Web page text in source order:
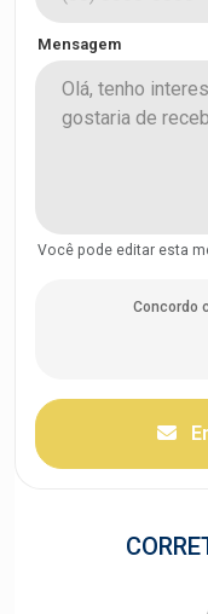
Mensagem
Você pode editar esta
Concordo